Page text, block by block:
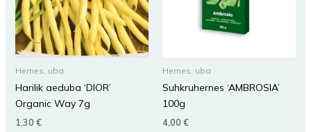
Hernes, uba
Harilik aeduba ‘DIOR’
Organic Way 7g
1,30 €
Hernes, uba
Suhkruhernes ‘AMBROSIA’
100g
4,00 €